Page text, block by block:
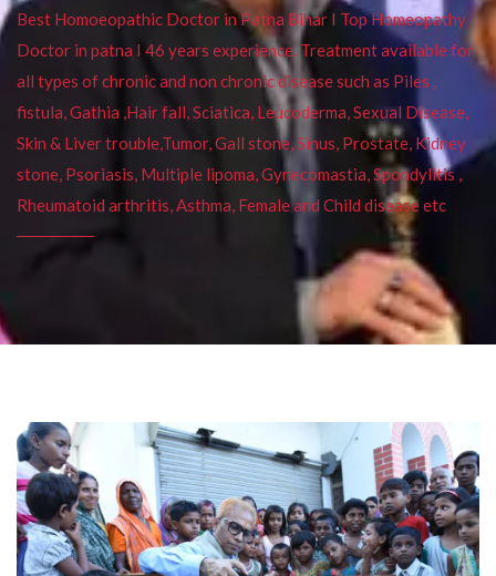
Best Homoeopathic Doctor in Patna Bihar I Top Homeopathy
Doctor in patna I 46 years experience. Treatment available for
all types of chronic and non chronic disease such as Piles ,
fistula, Gathia ,Hair fall, Sciatica, Leucoderma, Sexual Disease,
Skin & Liver trouble,Tumor, Gall stone, Sinus, Prostate, Kidney
stone, Psoriasis, Multiple lipoma, Gynecomastia, Spondylitis ,
Rheumatoid arthritis, Asthma, Female and Child disease etc